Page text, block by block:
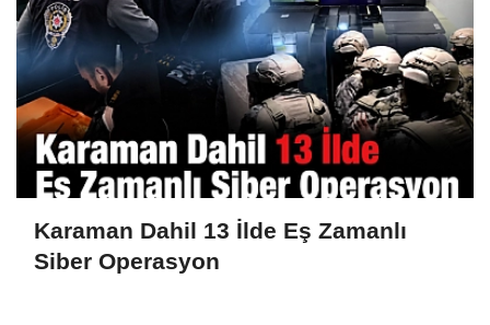
Karaman Dahil 13 İlde Eş Zamanlı
Siber Operasyon